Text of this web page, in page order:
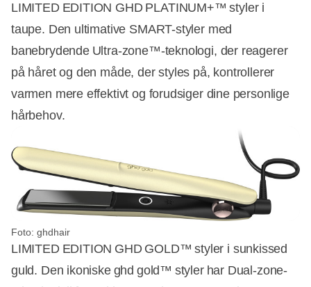
LIMITED EDITION GHD PLATINUM+™ styler i
taupe. Den ultimative SMART-styler med
banebrydende Ultra-zone™-teknologi, der reagerer
på håret og den måde, der styles på, kontrollerer
varmen mere effektivt og forudsiger dine personlige
hårbehov.
Foto: ghdhair
LIMITED EDITION GHD GOLD™ styler i sunkissed
guld. Den ikoniske ghd gold™ styler har Dual-zone-